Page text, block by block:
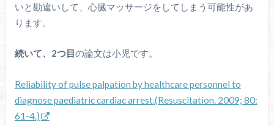
いと勘違いして、心臓マッサージをしてしまう可能性があ
ります。
続いて、2つ目 の論文は小児です。
Reliability of pulsepalpation by healthcare personnel to
diagnose paediatriccardiac arrest.(Resuscitation. 2009; 80:
61-4.)